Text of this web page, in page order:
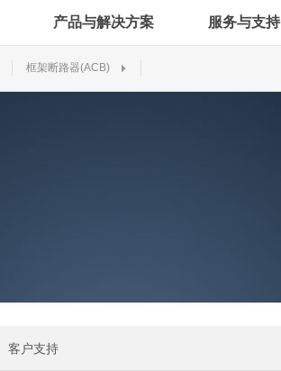
产品与解决方案 服务与支持
框架断路器(ACB)
客户支持